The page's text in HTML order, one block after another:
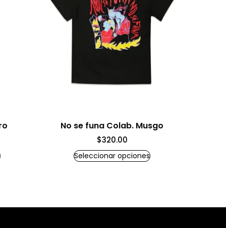
No se funa Colab. Musgo
$320.00
Seleccionar opciones